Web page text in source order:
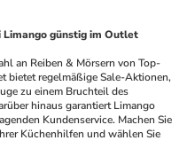
Limango günstig im Outlet
bietet regelmäßige Sale-Aktionen,
zu einem Bruchteil des
hinaus garantiert Limango
Kundenservice. Machen Sie
Küchenhilfen und wählen Sie